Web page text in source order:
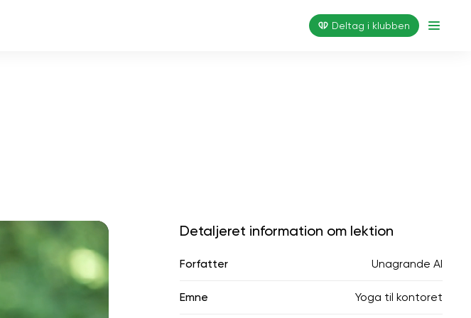
Deltag i klubben
Detaljeret information om lektion
Forfatter Unagrande AI
Emne Yoga til kontoret